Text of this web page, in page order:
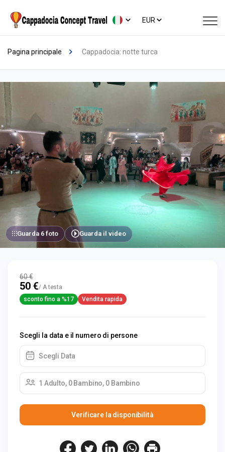
EUR
Pagina principale Cappadocia: notte turca
Guarda 6 foto Guarda il video
60 €
50 €/ A testa
sconto fino a %17
Vendita rapida
Scegli la data e il numero di persone
Scegli Data
1 Adulto, 0 Bambino, 0 Bambino
Verificare la disponibilità